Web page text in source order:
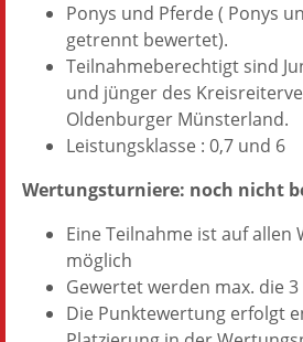
Ponys und Pferde ( Ponys
getrennt bewertet).
Teilnahmeberechtigt sind
und jünger des
Oldenburger Münsterland.
Leistungsklasse : 0,7 und 6
Wertungsturniere: noch nicht
Eine Teilnahme ist auf
möglich
Gewertet werden max. die
Die Punktewertung erfolgt